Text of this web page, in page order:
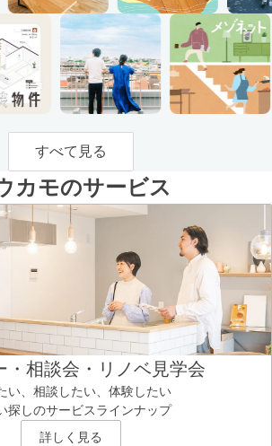
すべて見る
カモのサービス
・相談会・リノベ見学会
い、相談したい、体験したい
探しのサービスラインナップ
詳しく見る